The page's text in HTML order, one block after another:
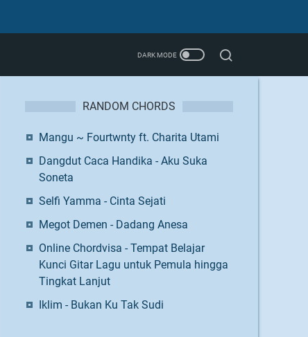
RANDOM CHORDS
Mangu ~ Fourtwnty ft. Charita Utami
Dangdut Caca Handika - Aku Suka
Soneta
Selfi Yamma - Cinta Sejati
Megot Demen - Dadang Anesa
Online Chordvisa - Tempat Belajar
Kunci Gitar Lagu untuk Pemula hingga
Tingkat Lanjut
Iklim - Bukan Ku Tak Sudi